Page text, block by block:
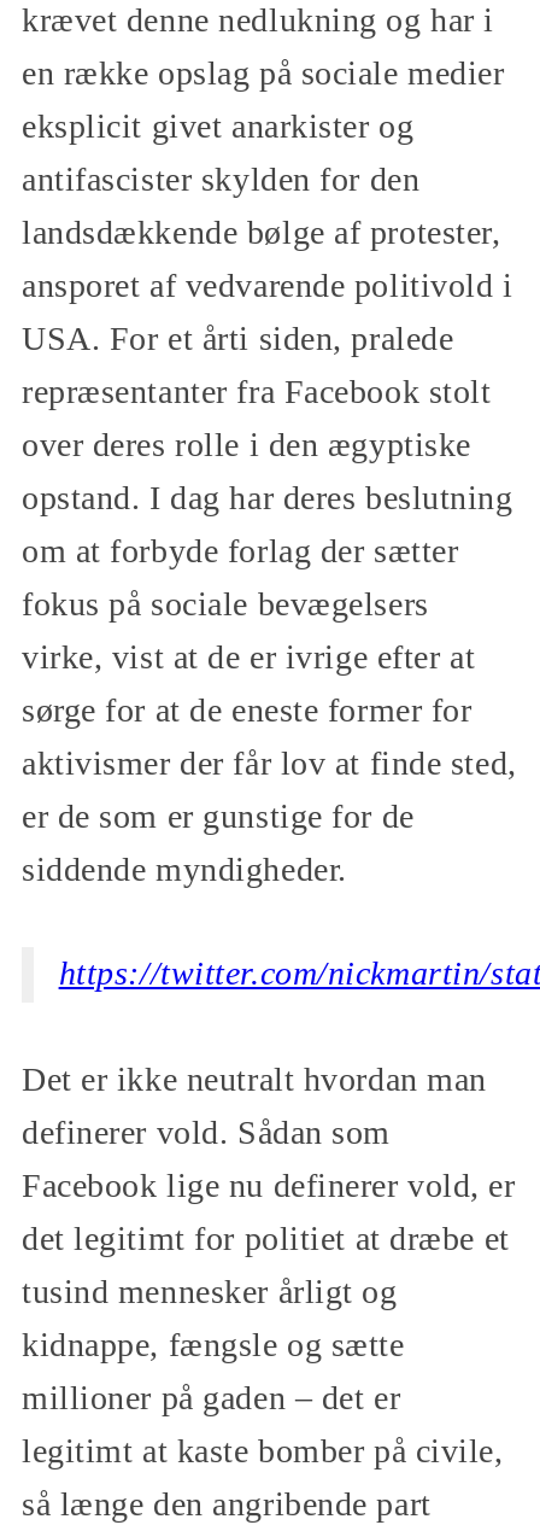
krævet denne nedlukning og har i
en række opslag på sociale medier
eksplicit givet anarkister og
antifascister skylden for den
landsdækkende bølge af protester,
ansporet af vedvarende politivold i
USA. For et årti siden, pralede
repræsentanter fra Facebook stolt
over deres rolle i den ægyptiske
opstand. I dag har deres beslutning
om at forbyde forlag der sætter
fokus på sociale bevægelsers
virke, vist at de er ivrige efter at
sørge for at de eneste former for
aktivismer der får lov at finde sted,
er de som er gunstige for de
siddende myndigheder.
https://twitter.com/nickmartin/
Det er ikke neutralt hvordan man
definerer vold. Sådan som
Facebook lige nu definerer vold, er
det legitimt for politiet at dræbe et
tusind mennesker årligt og
kidnappe, fængsle og sætte
millioner på gaden – det er
legitimt at kaste bomber på civile,
så længe den angribende part